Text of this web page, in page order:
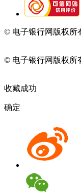
© 电子银行网版权所
© 电子银行网版权所
收藏成功
确定